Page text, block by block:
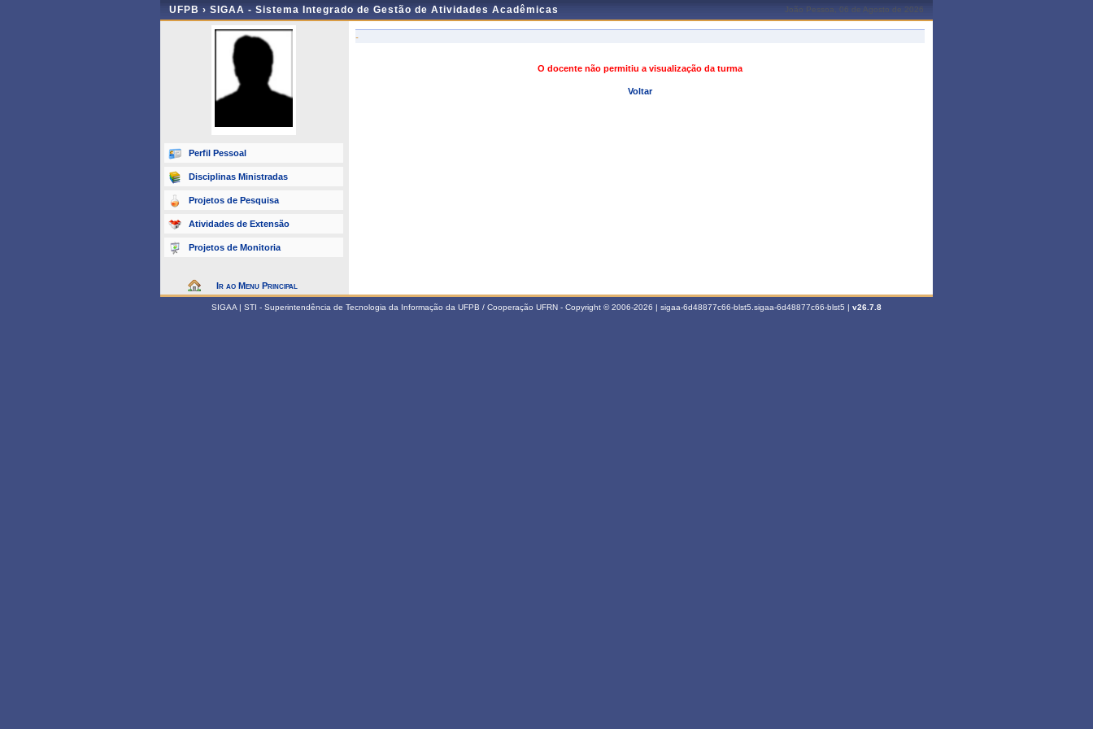
UFPB › SIGAA - Sistema Integrado de Gestão de Atividades Acadêmicas João Pessoa, 06 de Agosto de 2026
Perfil Pessoal
Disciplinas Ministradas
Projetos de Pesquisa
Atividades de Extensão
Projetos de Monitoria
Ir ao Menu Principal
-
O docente não permitiu a visualização da turma
Voltar
SIGAA | STI - Superintendência de Tecnologia da Informação da UFPB / Cooperação UFRN - Copyright © 2006-2026 | sigaa-6d48877c66-blst5.sigaa-6d48877c66-blst5 | v26.7.8